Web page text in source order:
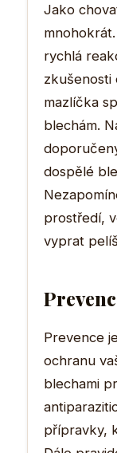
Jako
rychlá
zkušenosti
mazlíčka
blechám.
dospělé
prostředí,
vyprat
Prevence
ochranu
blechami
přípravky,